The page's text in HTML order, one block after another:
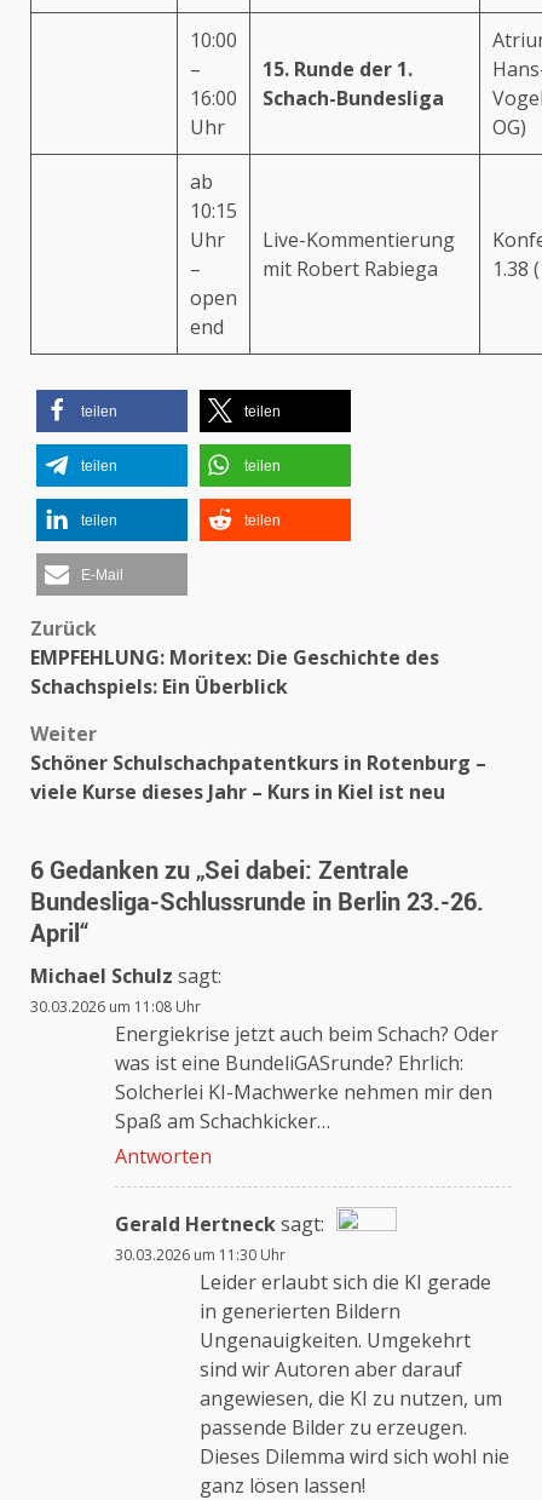
10:00
–
16:00
Uhr
15. Runde der 1.
Schach-Bundesliga
OG)
ab
10:15
Uhr
–
open
end
Live-Kommentierung
mit Robert Rabiega
1.38
teilen teilen
teilen teilen
teilen teilen
E-Mail
Beitragsnavigation
Zurück
EMPFEHLUNG: Moritex: Die Geschichte des
Schachspiels: Ein Überblick
Weiter
Schöner Schulschachpatentkurs in Rotenburg –
viele Kurse dieses Jahr – Kurs in Kiel ist neu
6 Gedanken zu „Sei dabei: Zentrale
Bundesliga-Schlussrunde in Berlin 23.-26.
April“
Michael Schulz sagt:
30.03.2026 um 11:08 Uhr
Energiekrise jetzt auch beim Schach? Oder
was ist eine BundeliGASrunde? Ehrlich:
Solcherlei KI-Machwerke nehmen mir den
Spaß am Schachkicker…
Antworten
Gerald Hertnecksagt:
Das „Echte-Person“-Abzeichen!
Anti-Spam von CleanTalk
30.03.2026 um 11:30 Uhr
Leider erlaubt sich die KI gerade
in generierten Bildern
Ungenauigkeiten. Umgekehrt
sind wir Autoren aber darauf
angewiesen, die KI zu nutzen, um
passende Bilder zu erzeugen.
Dieses Dilemma wird sich wohl nie
ganz lösen lassen!